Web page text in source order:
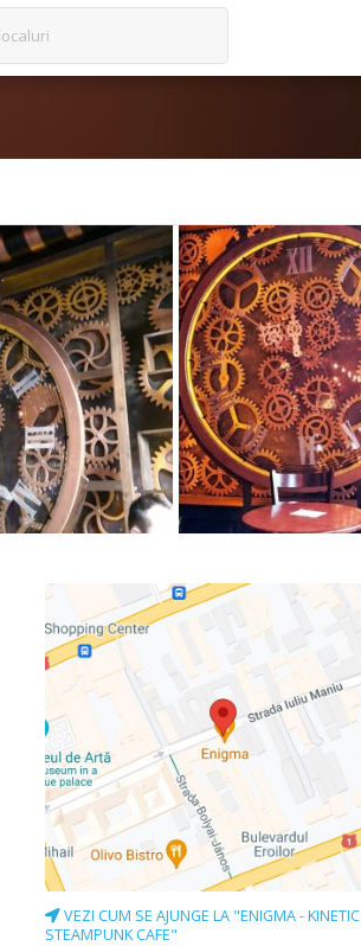
VEZI CUM SE AJUNGE LA "ENIGMA - KINETIC
STEAMPUNK CAFE"